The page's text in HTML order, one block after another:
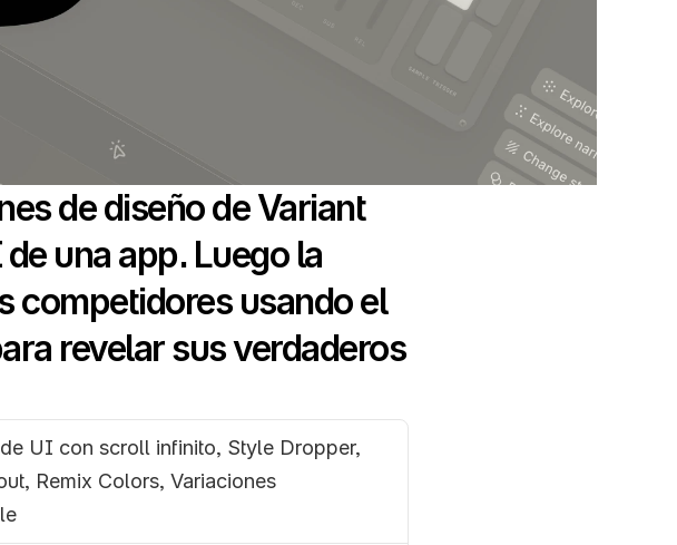
de diseño de Variant
una app. Luego la
competidores usando el
revelar sus verdaderos
UI con scroll infinito, Style Dropper,
Remix Colors, Variaciones